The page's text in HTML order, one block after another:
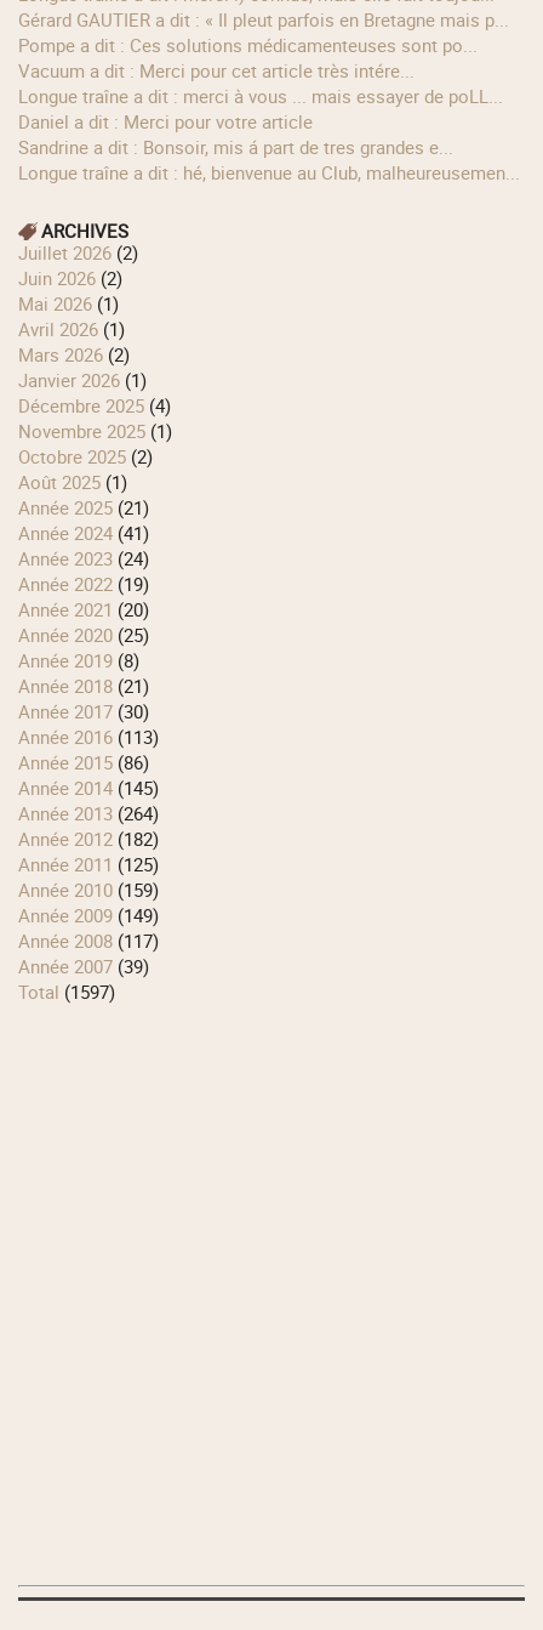
Gérard GAUTIER a dit : « Il pleut parfois en Bretagne mais p...
Pompe a dit : Ces solutions médicamenteuses sont po...
Vacuum a dit : Merci pour cet article très intére...
longue traîne a dit : merci à vous ... mais essayer de poLL...
Daniel a dit : Merci pour votre article
Sandrine a dit : Bonsoir, mis á part de tres grandes e...
longue traîne a dit : hé, bienvenue au Club, malheureusemen...
ARCHIVES
juillet 2026 (2)
juin 2026 (2)
mai 2026 (1)
avril 2026 (1)
mars 2026 (2)
janvier 2026 (1)
décembre 2025 (4)
novembre 2025 (1)
octobre 2025 (2)
août 2025 (1)
année 2025 (21)
année 2024 (41)
année 2023 (24)
année 2022 (19)
année 2021 (20)
année 2020 (25)
année 2019 (8)
année 2018 (21)
année 2017 (30)
année 2016 (113)
année 2015 (86)
année 2014 (145)
année 2013 (264)
année 2012 (182)
année 2011 (125)
année 2010 (159)
année 2009 (149)
année 2008 (117)
année 2007 (39)
total (1597)